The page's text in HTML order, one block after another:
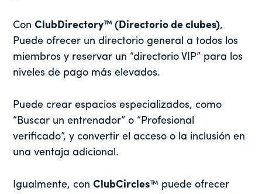
ConClubDirectory™ (Directorio de clubes),
Puede ofrecer un directorio general a todos los
miembros y reservar un “directorio VIP” para los
niveles de pago más elevados.
Puede crear espacios especializados, como
“Buscar un entrenador” o “Profesional
verificado”, y convertir el acceso o la inclusión en
una ventaja adicional.
Igualmente, conClubCircles™ puede ofrecer